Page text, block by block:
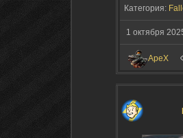
Категория:
1 октября
ApeX